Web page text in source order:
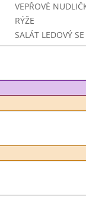
VEPŘOVÉ
RÝŽE
SALÁT LEDOVÝ